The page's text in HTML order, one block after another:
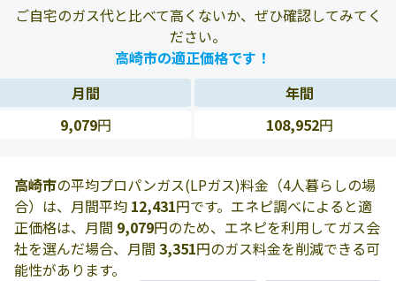
ご自宅のガス代と比べて高くないか、ぜひ確認してみてく
ださい。
高崎市の適正価格です！
月間
年間
9,079円 108,952円
高崎市の平均プロパンガス(LPガス)料金（4人暮らしの場
合）は、月間平均 12,431円です。エネピ調べによると適
正価格は、月間 9,079円のため、エネピを利用してガス会
社を選んだ場合、月間 3,351円のガス料金を削減できる可
能性があります。